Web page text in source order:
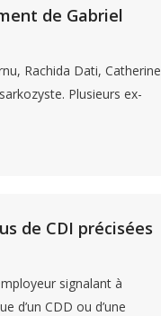
de Gabriel
Rachida Dati, Catherine
Plusieurs ex-
de CDI précisées
signalant à
d’un CDD ou d’une